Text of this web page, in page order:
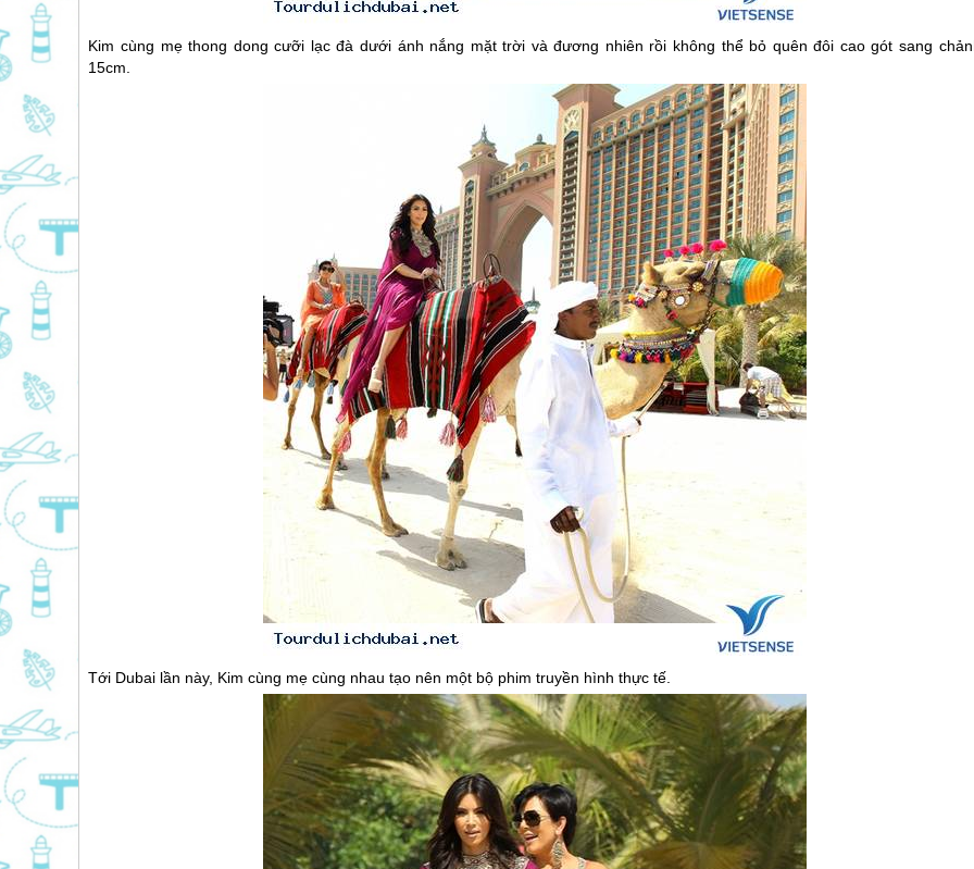
Kim cùng mẹ thong dong cưỡi lạc đà dưới ánh nắng mặt trời và đương nhiên rồi không thể bỏ quên đôi cao gót sang
15cm.
Tới Dubai lần này, Kim cùng mẹ cùng nhau tạo nên một bộ phim truyền hình thực tế.